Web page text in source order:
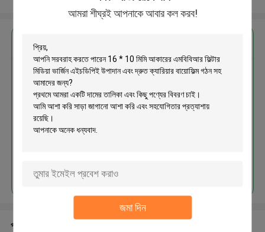
আমরা শীঘ্রই আপনাকে আবার কল করব!
জমা দিন
16 * 10 মিমি আকারের এমবিবিআর ফিল্টার
মিডিয়া ভার্জিন এইচডিপিই উপাদান এবং দ্রুত
ক্যারিয়ার বায়োফিল্ম গঠন সহ
প্রস্তাবিত পণ্য